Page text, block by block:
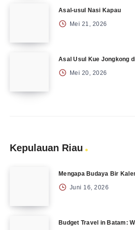
Asal-usul Nasi Kapau
Mei 21, 2026
Asal Usul Kue Jongkong
Mei 20, 2026
Kepulauan Riau
Mengapa Budaya Bir
Juni 16, 2026
Budget Travel in Batam: